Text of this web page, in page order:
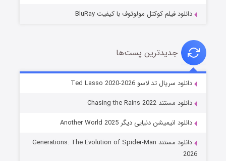
خاندان اژدها فصل ۳
دانلود فیلم کوکتل مولوتوف با کیفیت BluRay
جدیدترین پست‌ها
دانلود سریال تد لاسو Ted Lasso 2020-2026
دانلود مستند Chasing the Rains 2022
دانلود انیمیشن دنیایی دیگر Another World 2025
دانلود مستند Generations: The Evolution of Spider-Man
2026